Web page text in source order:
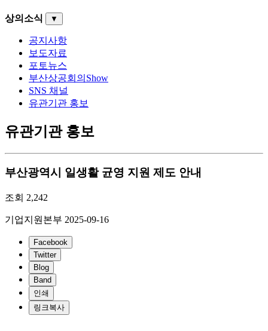
상의소식 ▼
공지사항
보도자료
포토뉴스
부산상공회의Show
SNS 채널
유관기관 홍보
유관기관 홍보
부산광역시 일생활 균영 지원 제도 안내
조회 2,242
기업지원본부 2025-09-16
Facebook
Twitter
Blog
Band
인쇄
링크복사